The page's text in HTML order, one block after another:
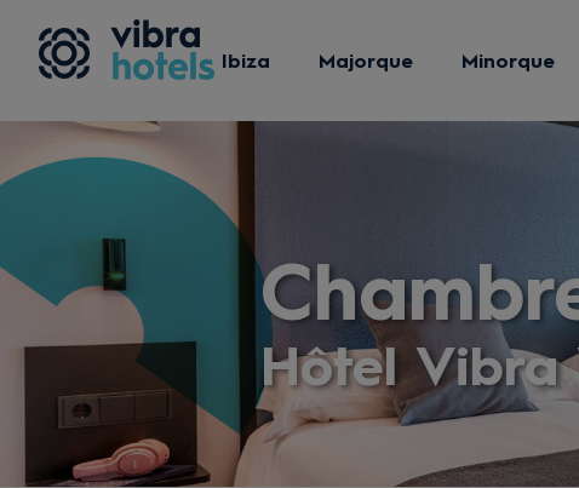
Ibiza Majorque Minorque
Hôtel Vibra